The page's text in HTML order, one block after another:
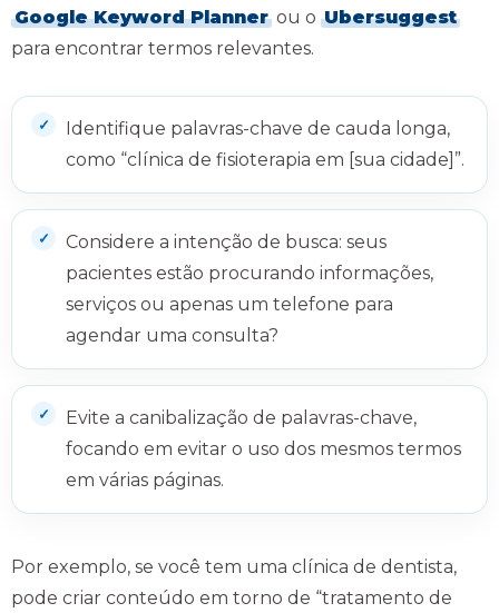
Google Keyword Planner ou o Ubersuggest
para encontrar termos relevantes.
Identifique palavras-chave de cauda longa,
como “clínica de fisioterapia em [sua cidade]”.
Considere a intenção de busca: seus
pacientes estão procurando informações,
serviços ou apenas um telefone para
agendar uma consulta?
Evite a canibalização de palavras-chave,
focando em evitar o uso dos mesmos termos
em várias páginas.
Por exemplo, se você tem uma clínica de dentista,
pode criar conteúdo em torno de “tratamento de